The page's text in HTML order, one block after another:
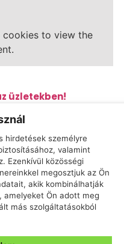
cookies to view the
üzletekben!
10:00 – 18:00
09:00 – 17:00
hirdetések személyre
valamint
Ezenkívül közösségi
megosztjuk az Ön
akik kombinálhatják
amelyeket Ön adott meg
más szolgáltatásokból